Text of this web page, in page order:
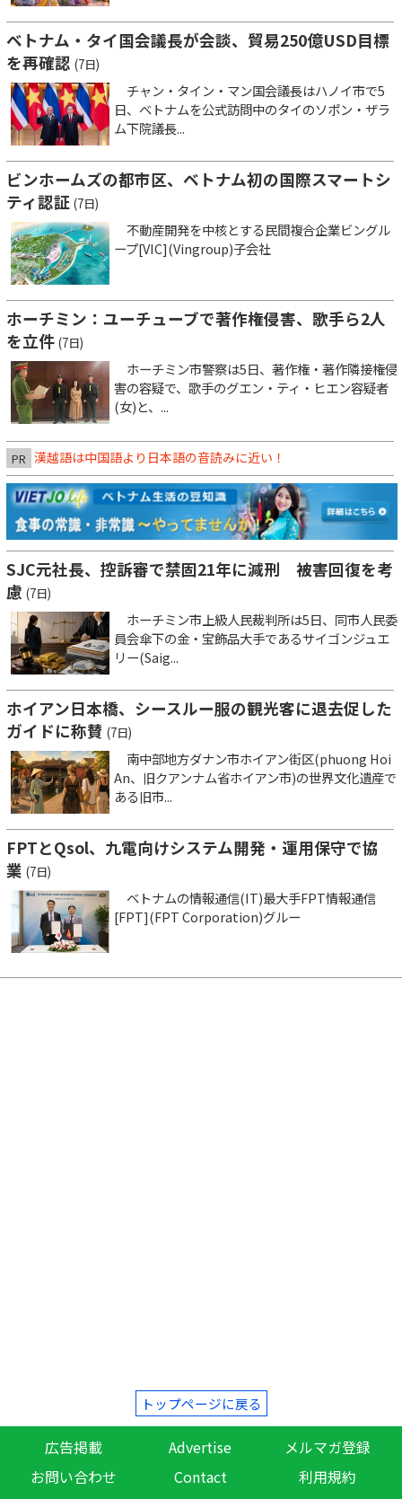
ベトナム・タイ国会議長が会談、貿易250億USD目標
を再確認 (7日)
チャン・タイン・マン国会議長はハノイ市で5
日、ベトナムを公式訪問中のタイのソポン・ザラ
ム下院議長...
ビンホームズの都市区、ベトナム初の国際スマートシ
ティ認証 (7日)
不動産開発を中核とする民間複合企業ビングル
ープ[VIC](Vingroup)子会社
ホーチミン：ユーチューブで著作権侵害、歌手ら2人
を立件 (7日)
ホーチミン市警察は5日、著作権・著作隣接権侵
害の容疑で、歌手のグエン・ティ・ヒエン容疑者
(女)と、...
PR 漢越語は中国語より日本語の音読みに近い！
SJC元社長、控訴審で禁固21年に減刑 被害回復を考
慮 (7日)
ホーチミン市上級人民裁判所は5日、同市人民委
員会傘下の金・宝飾品大手であるサイゴンジュエ
リー(Saig...
ホイアン日本橋、シースルー服の観光客に退去促した
ガイドに称賛 (7日)
南中部地方ダナン市ホイアン街区(phuong Hoi
An、旧クアンナム省ホイアン市)の世界文化遺産で
ある旧市...
FPTとQsol、九電向けシステム開発・運用保守で協
業 (7日)
ベトナムの情報通信(IT)最大手FPT情報通信
[FPT](FPT Corporation)グルー
トップページに戻る
広告掲載 Advertise
メルマガ登録
お問い合わせ
Contact
利用規約